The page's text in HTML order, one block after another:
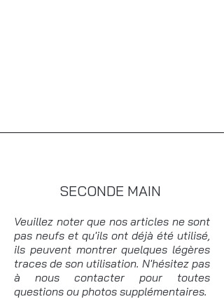
SECONDE MAIN
Veuillez noter que nos articles ne sont
pas neufs et qu'ils ont déjà été utilisé,
ils peuvent montrer quelques légères
traces de son utilisation. N'hésitez pas
à nous contacter pour toutes
questions ou photos supplémentaires.